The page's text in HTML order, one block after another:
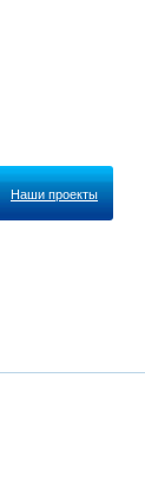
Наши проекты